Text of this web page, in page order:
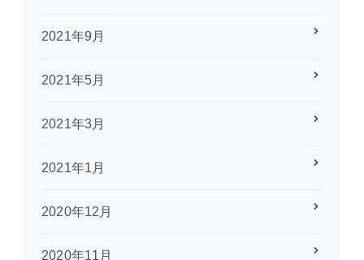
2021年9月
2021年5月
2021年3月
2021年1月
2020年12月
2020年11月